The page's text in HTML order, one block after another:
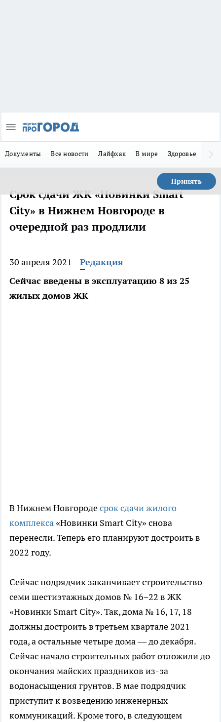
Документы Все новости Лайфхак В мире Здоровье
Принять
Срок сдачи ЖК «Новинки Smart
City» в Нижнем Новгороде в
очередной раз продлили
30 апреля 2021
Редакция
Сейчас введены в эксплуатацию 8 из 25
жилых домов ЖК
В Нижнем Новгородесрок сдачи жилого
комплекса «Новинки Smart City» снова
перенесли. Теперь его планируют достроить в
2022 году.
Сейчас подрядчик заканчивает строительство
семи шестиэтажных домов № 16−22 в ЖК
«Новинки Smart City». Так, дома № 16, 17, 18
должны достроить в третьем квартале 2021
года, а остальные четыре дома — до декабря.
Сейчас начало строительных работ отложили до
окончания майских праздников из-за
водонасыщения грунтов. В мае подрядчик
приступит к возведению инженерных
коммуникаций. Кроме того, в следующем